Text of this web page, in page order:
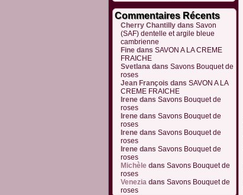
Commentaires Récents
Cherry Chantilly dans Savon
(SAF) dentelle et argile bleue
cambrienne
Fine dans SAVON A LA CREME
FRAICHE
Svetlana dans Savons Bouquet de
roses
Jean François dans SAVON A LA
CREME FRAICHE
Irene dans Savons Bouquet de
roses
Irene dans Savons Bouquet de
roses
Irene dans Savons Bouquet de
roses
Irene dans Savons Bouquet de
roses
Michèle dans Savons Bouquet de
roses
Venezia dans Savons Bouquet de
roses